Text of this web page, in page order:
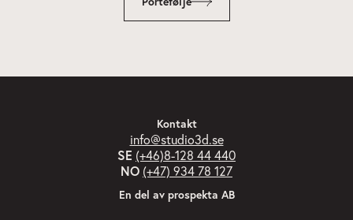
Kontakt
info@studio3d.se
SE (+46)8-128 44 440
NO (+47) 934 78 127
En del av prospekta AB